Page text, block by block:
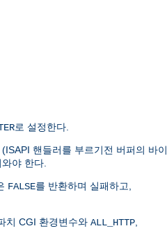
로 설정한다.
핸들러를 부르기전 버퍼의 바이
야 한다.
FALSE를 반환하며 실패하고,
치 CGI 환경변수와 ALL_HTTP